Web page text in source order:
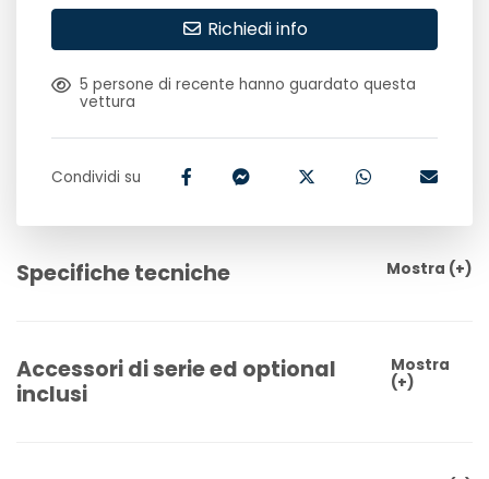
Richiedi info
5 persone di recente hanno guardato questa
vettura
Condividi su
Specifiche tecniche Mostra (+)
Accessori di serie ed optional
inclusi
Mostra
(+)